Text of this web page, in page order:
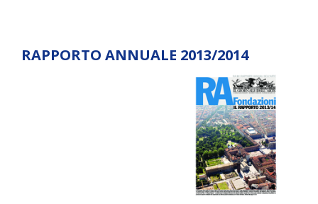
RAPPORTO ANNUALE 2013/2014